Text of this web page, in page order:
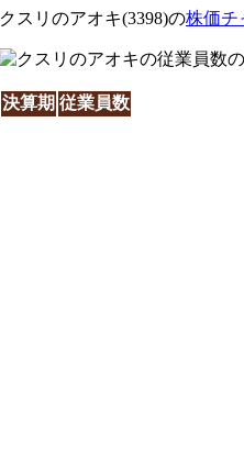
クスリのアオキ(3398)の株価チ
決算期 従業員数